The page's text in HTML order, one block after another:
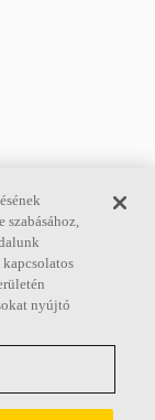
szabásához,
nyújtó